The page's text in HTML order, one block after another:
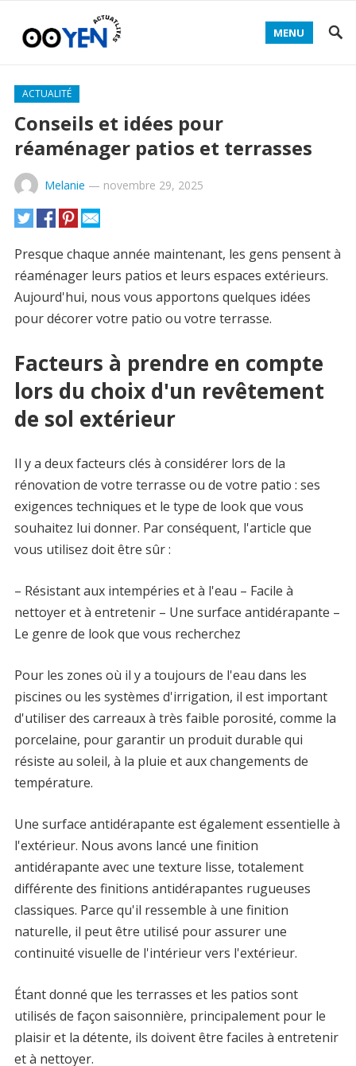
MENU
ACTUALITÉ
Conseils et idées pour
réaménager patios et terrasses
Melanie — novembre 29, 2025
Presque chaque année maintenant, les gens pensent à
réaménager leurs patios et leurs espaces extérieurs.
Aujourd'hui, nous vous apportons quelques idées
pour décorer votre patio ou votre terrasse.
Facteurs à prendre en compte
lors du choix d'un revêtement
de sol extérieur
Il y a deux facteurs clés à considérer lors de la
rénovation de votre terrasse ou de votre patio : ses
exigences techniques et le type de look que vous
souhaitez lui donner. Par conséquent, l'article que
vous utilisez doit être sûr :
– Résistant aux intempéries et à l'eau – Facile à
nettoyer et à entretenir – Une surface antidérapante –
Le genre de look que vous recherchez
Pour les zones où il y a toujours de l'eau dans les
piscines ou les systèmes d'irrigation, il est important
d'utiliser des carreaux à très faible porosité, comme la
porcelaine, pour garantir un produit durable qui
résiste au soleil, à la pluie et aux changements de
température.
Une surface antidérapante est également essentielle à
l'extérieur. Nous avons lancé une finition
antidérapante avec une texture lisse, totalement
différente des finitions antidérapantes rugueuses
classiques. Parce qu'il ressemble à une finition
naturelle, il peut être utilisé pour assurer une
continuité visuelle de l'intérieur vers l'extérieur.
Étant donné que les terrasses et les patios sont
utilisés de façon saisonnière, principalement pour le
plaisir et la détente, ils doivent être faciles à entretenir
et à nettoyer.